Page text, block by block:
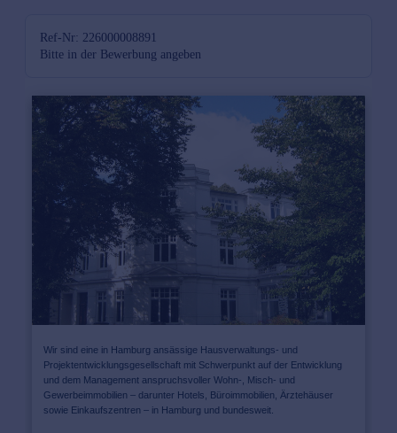
Ref-Nr: 226000008891
Bitte in der Bewerbung angeben